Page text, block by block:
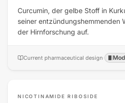
Curcumin, der gelbe Stoff in
seiner entzündungshemmenden
der Hirnforschung auf.
Current pharmaceutical design·
NICOTINAMIDE RIBOSIDE